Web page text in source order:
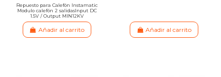
Repuesto para Calefón Instamatic
Modulo calefón 2 salidasInput DC
1.5V / Output MIN12KV
Añadir al carrito Añadir al carrito